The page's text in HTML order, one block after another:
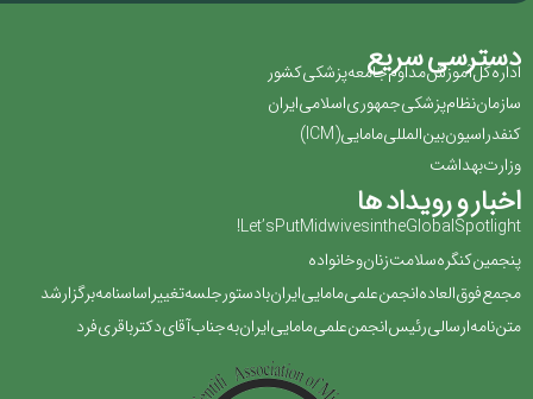
دسترسی سریع
اداره کل آموزش مداوم جامعه پزشکی کشور
سازمان نظام پزشکی جمهوری اسلامی ایران ‏
کنفدراسیون بین المللی مامایی(‏ICM‏)‏
وزارت بهداشت
اخبار و رویداد ها
Let’s Put Midwives in the Global Spotlight!
پنجمین کنگره سلامت زنان و خانواده
مجمع فوق العاده انجمن علمی مامایی ایران با دستور جلسه تغییر اساسنامه برگزار شد
متن نامه ارسالی رئیس انجمن علمی مامایی ایران به جناب آقای دکتر باقری فرد